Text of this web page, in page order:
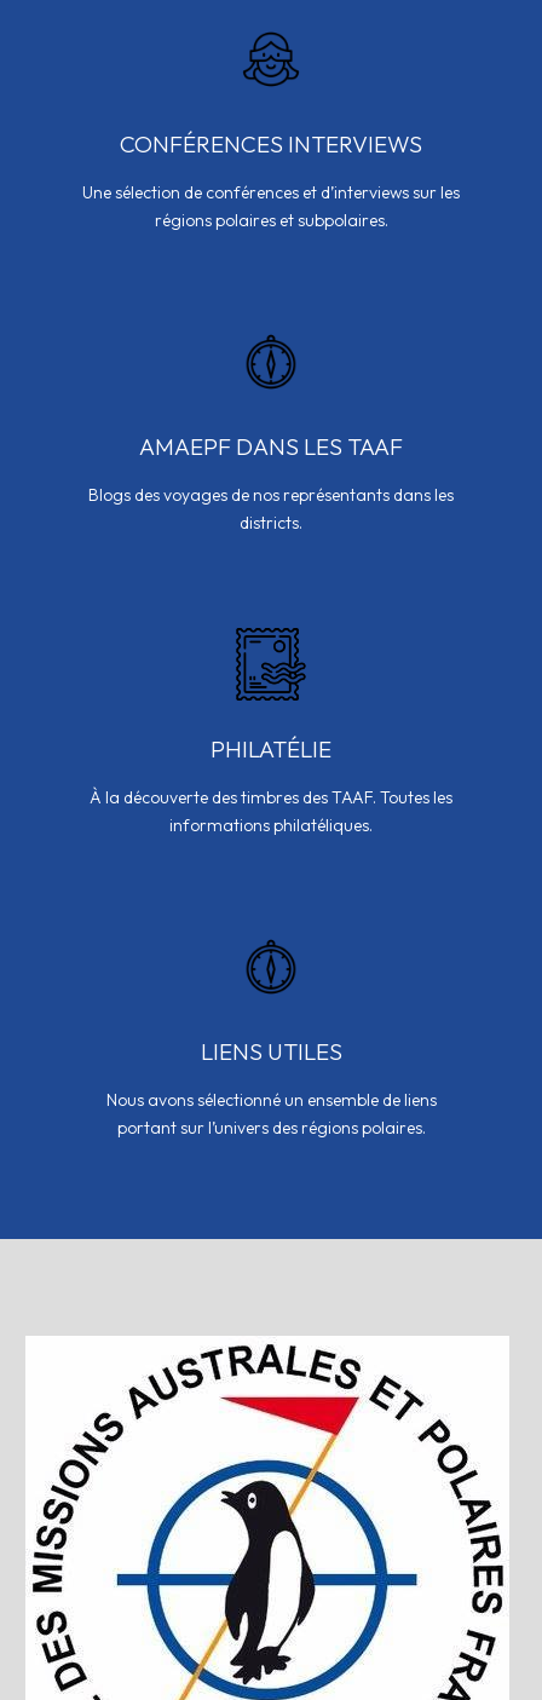
CONFÉRENCES INTERVIEWS
Une sélection de conférences et d’interviews sur les
régions polaires et subpolaires.
AMAEPF DANS LES TAAF
Blogs des voyages de nos représentants dans les
districts.
PHILATÉLIE
À la découverte des timbres des TAAF. Toutes les
informations philatéliques.
LIENS UTILES
Nous avons sélectionné un ensemble de liens
portant sur l’univers des régions polaires.